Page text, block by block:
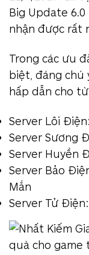
Big Update
nhận được rất
Trong các ưu
biệt, đáng chú
hấp dẫn cho
Server Lôi
Server Sương
Server Huyền
Server Bảo
Mắn
Server Tử